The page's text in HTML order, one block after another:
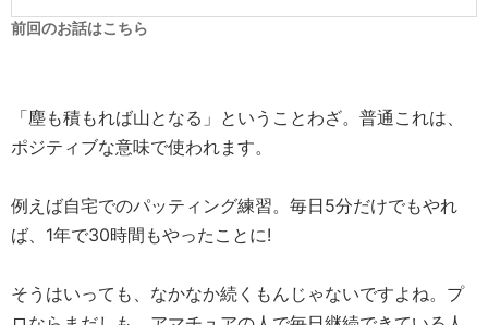
前回のお話はこちら
「塵も積もれば山となる」ということわざ。普通これは、
ポジティブな意味で使われます。
例えば自宅でのパッティング練習。毎日5分だけでもやれ
ば、1年で30時間もやったことに!
そうはいっても、なかなか続くもんじゃないですよね。プ